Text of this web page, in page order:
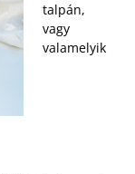
talpán,
vagy
valamelyik